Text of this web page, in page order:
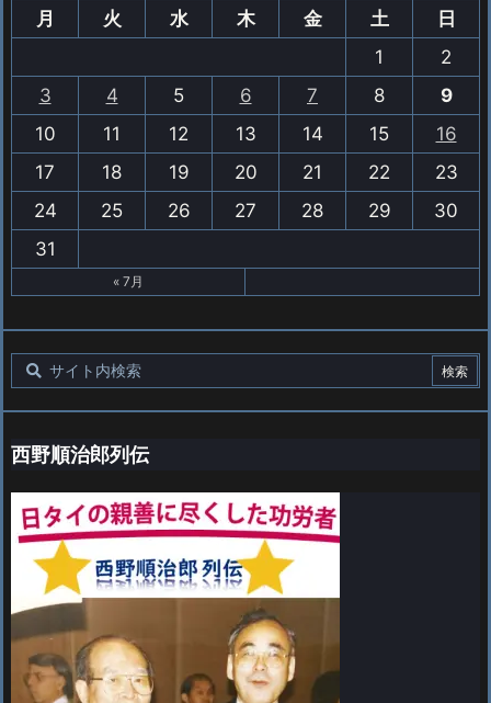
月
火 水 木 金 土
日
1
2
3
4 5 6 7 8
9
10
11 12 13 14 15
16
17
18 19 20 21 22
23
24
25 26 27 28 29
30
31
« 7月
西野順治郎列伝